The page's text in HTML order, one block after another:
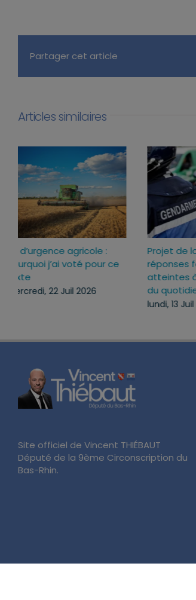
Partager cet article
Articles similaires
Loi d’urgence agricole :
pourquoi j’ai voté pour ce
texte
mercredi, 22 Juil 2026
Projet
du
lundi, 13
Site officiel de Vincent THIÉBAUT
Député de la 9ème Circonscription du
Bas-Rhin.